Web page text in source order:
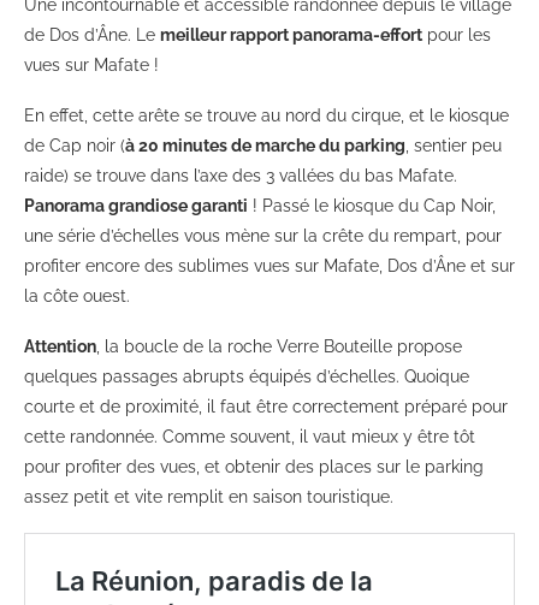
Une incontournable et accessible randonnée depuis le village
de Dos d’Âne. Le meilleur rapport panorama-effort pour les
vues sur Mafate !
En effet, cette arête se trouve au nord du cirque, et le kiosque
de Cap noir (à 20 minutes de marche du parking , sentier peu
raide) se trouve dans l’axe des 3 vallées du bas Mafate.
Panorama grandiose garanti ! Passé le kiosque du Cap Noir,
une série d’échelles vous mène sur la crête du rempart, pour
profiter encore des sublimes vues sur Mafate, Dos d’Âne et sur
la côte ouest.
Attention , la boucle de la roche Verre Bouteille propose
quelques passages abrupts équipés d’échelles. Quoique
courte et de proximité, il faut être correctement préparé pour
cette randonnée. Comme souvent, il vaut mieux y être tôt
pour profiter des vues, et obtenir des places sur le parking
assez petit et vite remplit en saison touristique.